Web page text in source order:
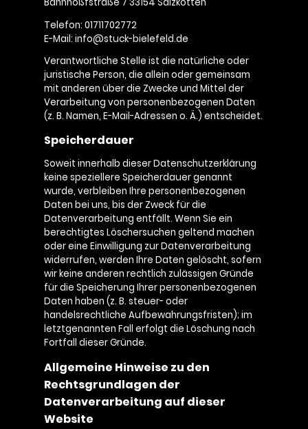
Bahnhoßfstraße 7 33154 Salzkotten
Telefon: 01711702772
E-Mail: info@stuck-bielefeld.de
Verantwortliche Stelle ist die natürliche oder
juristische Person, die allein oder gemeinsam
mit anderen über die Zwecke und Mittel der
Verarbeitung von personenbezogenen Daten
(z. B. Namen, E-Mail-Adressen o. Ä.) entscheidet.
Speicherdauer
Soweit innerhalb dieser Datenschutzerklärung
keine speziellere Speicherdauer genannt
wurde, verbleiben Ihre personenbezogenen
Daten bei uns, bis der Zweck für die
Datenverarbeitung entfällt. Wenn Sie ein
berechtigtes Löschersuchen geltend machen
oder eine Einwilligung zur Datenverarbeitung
widerrufen, werden Ihre Daten gelöscht, sofern
wir keine anderen rechtlich zulässigen Gründe
für die Speicherung Ihrer personenbezogenen
Daten haben (z. B. steuer- oder
handelsrechtliche Aufbewahrungsfristen); im
letztgenannten Fall erfolgt die Löschung nach
Fortfall dieser Gründe.
Allgemeine Hinweise zu den
Rechtsgrundlagen der
Datenverarbeitung auf dieser
Website